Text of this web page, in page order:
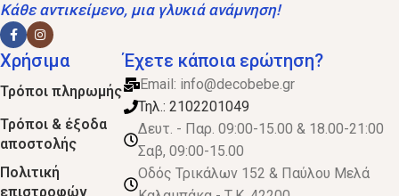
Κάθε αντικείμενο, μια γλυκιά ανάμνηση!
Χρήσιμα
Τρόποι πληρωμής
Τρόποι & έξοδα
αποστολής
Πολιτική
επιστροφών
Έχετε κάποια ερώτηση?
Email: info@decobebe.gr
Τηλ.: 2102201049
Δευτ. - Παρ. 09:00-15.00 & 18.00-21:00
Σαβ, 09:00-15.00
Οδός Τρικάλων 152 & Παύλου Μελά